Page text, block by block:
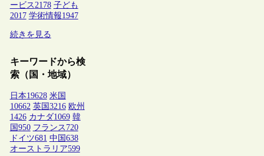
ービス2178 子ども
2017 学術情報1947
続きを見る
キーワードから検
索（国・地域）
日本19628 米国
10662 英国 3216 欧州
1426 カナダ1069 韓
国 950 フランス 720
ドイツ681 中国 638
オーストラリア599